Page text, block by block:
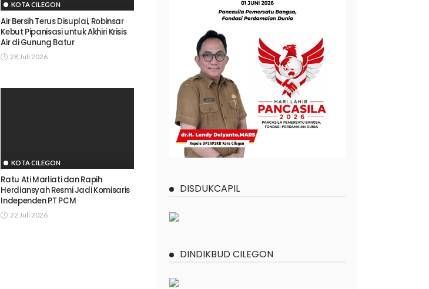
KOTA CILEGON
Air Bersih Terus Disuplai, Robinsar
Kebut Pipanisasi untuk Akhiri Krisis
Air di Gunung Batur
28 Juli 2026
KOTA CILEGON
Ratu Ati Marliati dan Rapih
Herdiansyah Resmi Jadi Komisaris
Independen PT PCM
22 Juli 2026
DISDUKCAPIL
DINDIKBUD CILEGON